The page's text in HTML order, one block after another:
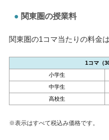
関東圏の授業料
関東圏の1コマ当たりの料金
1コマ（
小学生
中学生
高校生
※表示はすべて税込み価格です。